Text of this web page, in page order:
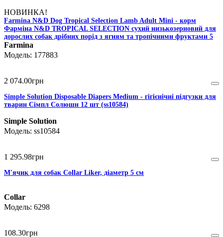
НОВИНКА!
Farmina N&D Dog Tropical Selection Lamb Adult Mini - корм
Фарміна N&D TROPICAL SELECTION cухий низькозерновий для
дорослих собак дрібних порід з ягням та тропічними фруктами 5
кг
Farmina
177883
2 074.00грн
Simple Solution Disposable Diapers Medium - гігієнічні підгузки для
тварин Сімпл Солюшн 12 шт (ss10584)
Simple Solution
ss10584
1 295.98грн
М'ячик для собак Collar Liker, діаметр 5 см
Collar
6298
108.30грн